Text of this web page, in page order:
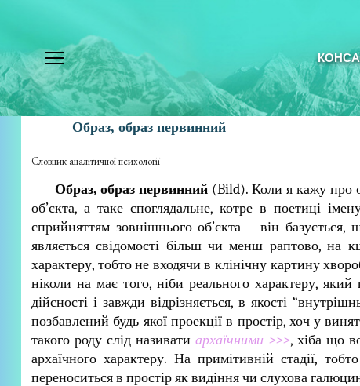
Образ, образ первинний
Словник аналітичної психології
Образ, образ первинний (Bild). Коли я кажу про
об’єкта, а таке споглядальне, котре в поетиці
сприйняттям зовнішнього об’єкта ‒ він базується,
являється свідомості більш чи менш раптово, на
характеру, тобто не входячи в клінічну картину
ніколи на має того, ніби реального характеру,
дійсності і завжди відрізняється, в якості
позбавлений будь-якої проекції в простір, хоч у
такого роду слід називатиархаїчними >>>, хіба що
архаїчного характеру. На примітивній стадії,
переноситься в простір як видіння чи слухова